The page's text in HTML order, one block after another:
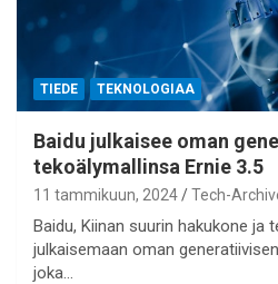
TIEDE TEKNOLOGIAA
Baidu julkaisee oman
tekoälymallinsa Ernie 3.5
11 tammikuun, 2024 Tech-
Baidu, Kiinan suurin hakukone ja
julkaisemaan oman
joka…